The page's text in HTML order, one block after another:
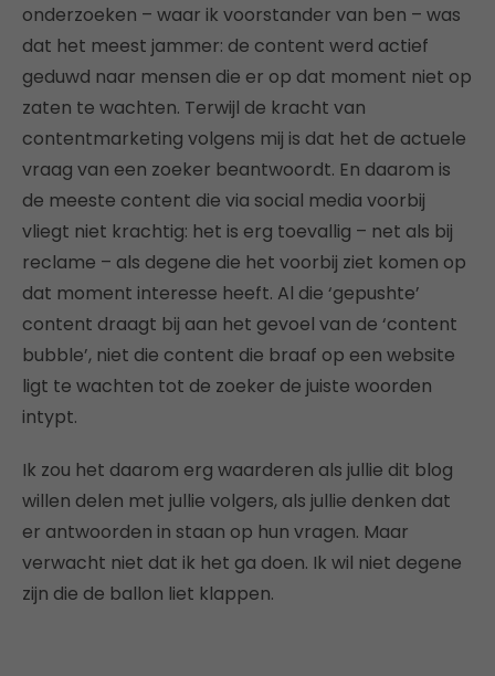
onderzoeken – waar ik voorstander van ben – was
dat het meest jammer: de content werd actief
geduwd naar mensen die er op dat moment niet op
zaten te wachten. Terwijl de kracht van
contentmarketing volgens mij is dat het de actuele
vraag van een zoeker beantwoordt. En daarom is
de meeste content die via social media voorbij
vliegt niet krachtig: het is erg toevallig – net als bij
reclame – als degene die het voorbij ziet komen op
dat moment interesse heeft. Al die ‘gepushte’
content draagt bij aan het gevoel van de ‘content
bubble’, niet die content die braaf op een website
ligt te wachten tot de zoeker de juiste woorden
intypt.
Ik zou het daarom erg waarderen als jullie dit blog
willen delen met jullie volgers, als jullie denken dat
er antwoorden in staan op hun vragen. Maar
verwacht niet dat ik het ga doen. Ik wil niet degene
zijn die de ballon liet klappen.